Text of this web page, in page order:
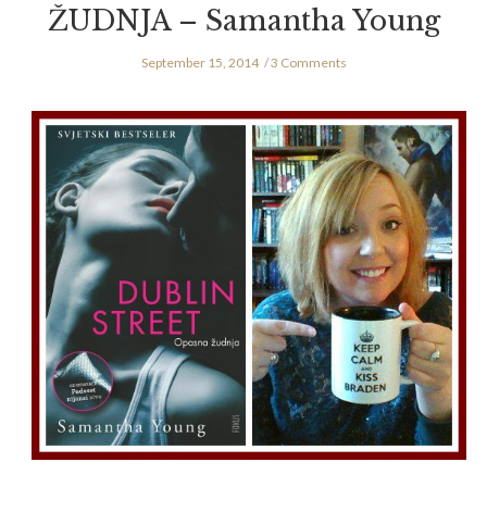
ŽUDNJA – Samantha Young
September 15, 2014 3 Comments